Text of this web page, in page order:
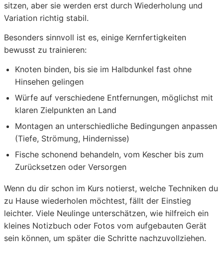
sitzen, aber sie werden erst durch Wiederholung und
Variation richtig stabil.
Besonders sinnvoll ist es, einige Kernfertigkeiten
bewusst zu trainieren:
Knoten binden, bis sie im Halbdunkel fast ohne
Hinsehen gelingen
Würfe auf verschiedene Entfernungen, möglichst mit
klaren Zielpunkten an Land
Montagen an unterschiedliche Bedingungen anpassen
(Tiefe, Strömung, Hindernisse)
Fische schonend behandeln, vom Kescher bis zum
Zurücksetzen oder Versorgen
Wenn du dir schon im Kurs notierst, welche Techniken du
zu Hause wiederholen möchtest, fällt der Einstieg
leichter. Viele Neulinge unterschätzen, wie hilfreich ein
kleines Notizbuch oder Fotos vom aufgebauten Gerät
sein können, um später die Schritte nachzuvollziehen.